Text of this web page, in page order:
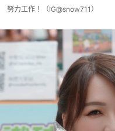
努力工作！（IG@snow711）